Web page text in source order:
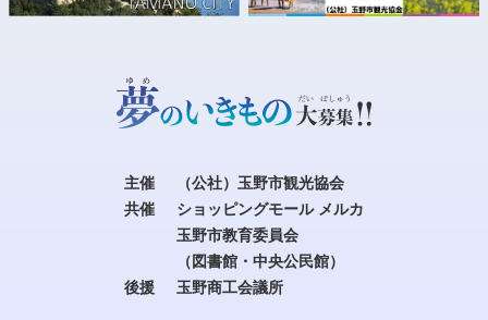
主催
（公社）玉野市観光協会
共催
ショッピングモール メルカ
玉野市教育委員会
（図書館・中央公民館）
後援
玉野商工会議所